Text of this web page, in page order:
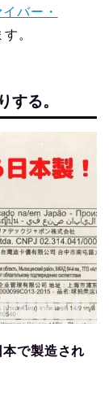
バー・
。
する。
本で製造され